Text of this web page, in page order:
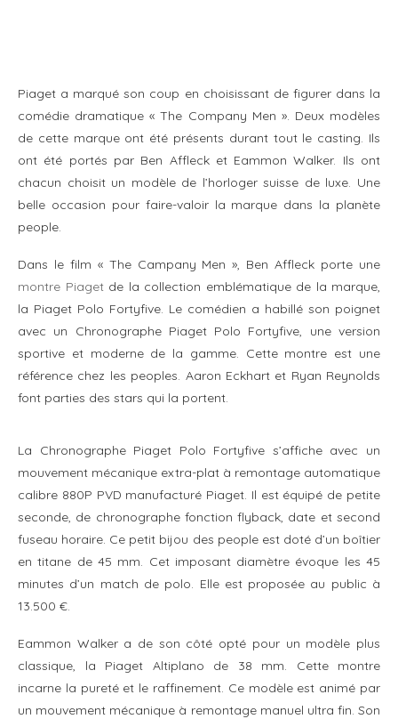
Piaget a marqué son coup en choisissant de figurer dans la
comédie dramatique « The Company Men ». Deux modèles
de cette marque ont été présents durant tout le casting. Ils
ont été portés par Ben Affleck et Eammon Walker. Ils ont
chacun choisit un modèle de l’horloger suisse de luxe. Une
belle occasion pour faire-valoir la marque dans la planète
people.
Dans le film « The Campany Men », Ben Affleck porte une
montre Piagetde la collection emblématique de la marque,
la Piaget Polo Fortyfive. Le comédien a habillé son poignet
avec un Chronographe Piaget Polo Fortyfive, une version
sportive et moderne de la gamme. Cette montre est une
référence chez les peoples. Aaron Eckhart et Ryan Reynolds
font parties des stars qui la portent.
La Chronographe Piaget Polo Fortyfive s’affiche avec un
mouvement mécanique extra-plat à remontage automatique
calibre 880P PVD manufacturé Piaget. Il est équipé de petite
seconde, de chronographe fonction flyback, date et second
fuseau horaire. Ce petit bijou des people est doté d’un boîtier
en titane de 45 mm. Cet imposant diamètre évoque les 45
minutes d’un match de polo. Elle est proposée au public à
13.500 €.
Eammon Walker a de son côté opté pour un modèle plus
classique, la Piaget Altiplano de 38 mm. Cette montre
incarne la pureté et le raffinement. Ce modèle est animé par
un mouvement mécanique à remontage manuel ultra fin. Son